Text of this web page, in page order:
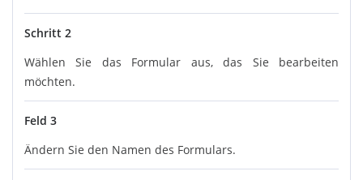
Schritt 2
Wählen Sie das Formular aus, das Sie bearbeiten
möchten.
Feld 3
Ändern Sie den Namen des Formulars.